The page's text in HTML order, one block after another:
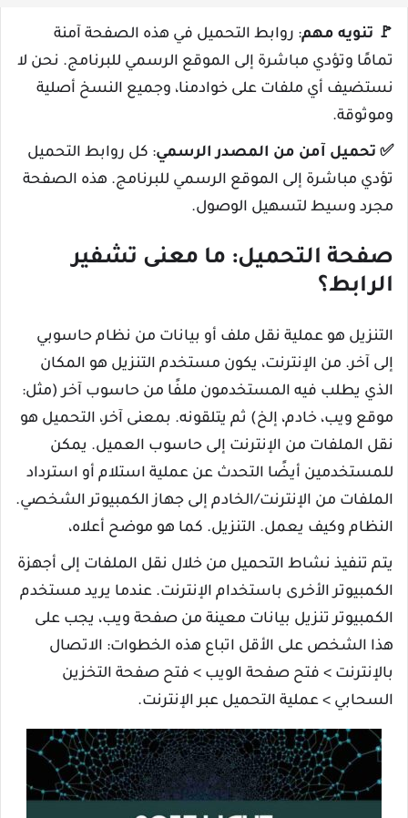
🚩 تنويه مهم: روابط التحميل في هذه الصفحة آمنة
تمامًا وتؤدي مباشرة إلى الموقع الرسمي للبرنامج. نحن لا
نستضيف أي ملفات على خوادمنا، وجميع النسخ أصلية
وموثوقة.
✅ تحميل آمن من المصدر الرسمي: كل روابط التحميل
تؤدي مباشرة إلى الموقع الرسمي للبرنامج. هذه الصفحة
مجرد وسيط لتسهيل الوصول.
صفحة التحميل: ما معنى تشفير
الرابط؟
التنزيل هو عملية نقل ملف أو بيانات من نظام حاسوبي
إلى آخر. من الإنترنت، يكون مستخدم التنزيل هو المكان
الذي يطلب فيه المستخدمون ملفًا من حاسوب آخر (مثل:
موقع ويب، خادم، إلخ) ثم يتلقونه. بمعنى آخر، التحميل هو
نقل الملفات من الإنترنت إلى حاسوب العميل. يمكن
للمستخدمين أيضًا التحدث عن عملية استلام أو استرداد
الملفات من الإنترنت/الخادم إلى جهاز الكمبيوتر الشخصي.
النظام وكيف يعمل. التنزيل. كما هو موضح أعلاه،
يتم تنفيذ نشاط التحميل من خلال نقل الملفات إلى أجهزة
الكمبيوتر الأخرى باستخدام الإنترنت. عندما يريد مستخدم
الكمبيوتر تنزيل بيانات معينة من صفحة ويب، يجب على
هذا الشخص على الأقل اتباع هذه الخطوات: الاتصال
بالإنترنت > فتح صفحة الويب > فتح صفحة التخزين
السحابي > عملية التحميل عبر الإنترنت.